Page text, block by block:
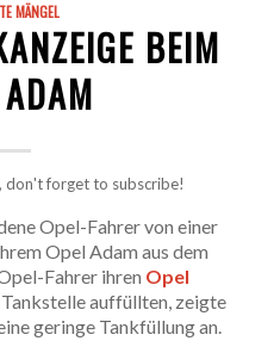
MÄNGEL
BEIM
don't forget to subscribe!
Opel-Fahrer von einer
Opel Adam aus dem
Fahrer ihren Opel
auffüllten, zeigte
geringe Tankfüllung an.